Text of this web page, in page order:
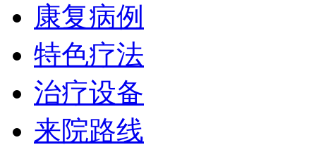
康复病例
特色疗法
治疗设备
来院路线